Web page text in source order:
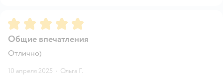
Рейтинг:5
Общие впечатления
Отлично)
10 апреля 2025 · Ольга Г.